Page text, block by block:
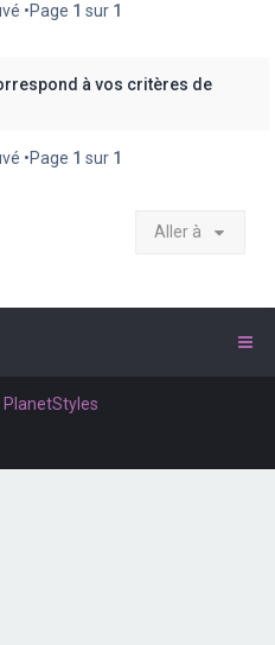
•Page 1 sur 1
à vos critères de
•Page 1 sur 1
Aller à
PlanetStyles